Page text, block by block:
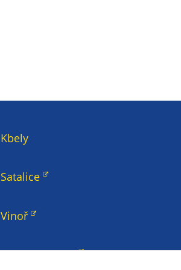
Kbely
Satalice
Vinoř
Magistrát HMP